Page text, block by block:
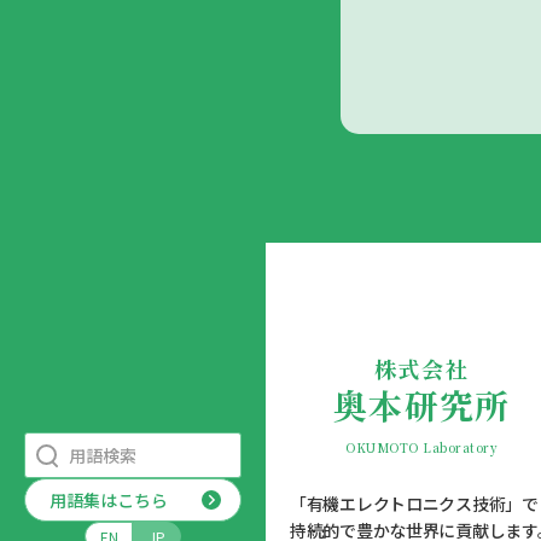
用語集はこちら
EN JP
株式会社
奥本研究所
OKUMOTO Laboratory
「有機エレクトロニクス技術」で
持続的で豊かな世界に貢献しま